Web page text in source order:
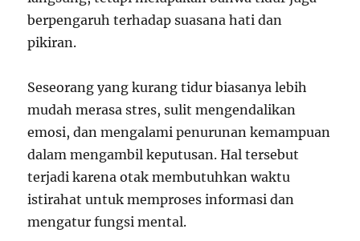
berpengaruh terhadap suasana hati dan
pikiran.
Seseorang yang kurang tidur biasanya lebih
mudah merasa stres, sulit mengendalikan
emosi, dan mengalami penurunan kemampuan
dalam mengambil keputusan. Hal tersebut
terjadi karena otak membutuhkan waktu
istirahat untuk memproses informasi dan
mengatur fungsi mental.